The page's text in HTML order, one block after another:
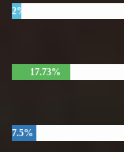
2%
17.73%
7.5%